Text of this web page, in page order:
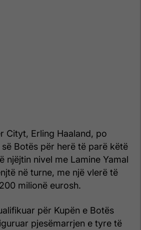
Cityt, Erling Haaland, po
Botës për herë të parë këtë
njëjtin nivel me Lamine Yamal
në turne, me një vlerë të
milionë eurosh.
për Kupën e Botës
pjesëmarrjen e tyre të